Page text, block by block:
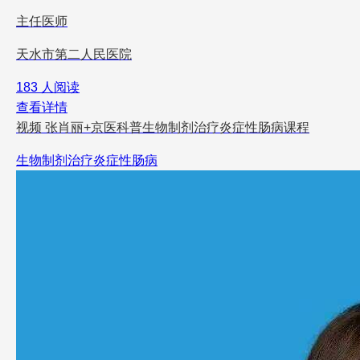
主任医师
天水市第二人民医院
183 人阅读
查看详情
视频 张肖丽+京医科普生物制剂治疗炎症性肠病课程
生物制剂治疗炎症性肠病